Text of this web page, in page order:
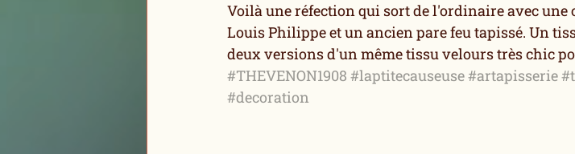
Voilà une réfection qui sort de l'ordinaire avec une
Louis Philippe et un ancien pare feu tapissé. Un
deux versions d'un même tissu velours très chic
#THEVENON1908 #laptitecauseuse#artapisserie
#decoration